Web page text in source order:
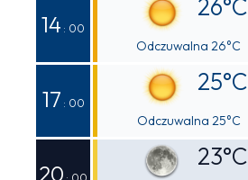
14 : 00
26°C
Odczuwalna 26°C
17 : 00
25°C
Odczuwalna 25°C
20
23°C